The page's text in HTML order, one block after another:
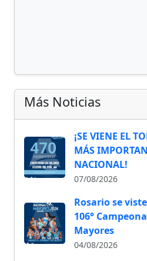
Más Noticias
¡SE VIENE EL
MÁS
NACIONAL!
07/08/2026
Rosario se
106°
Mayores
04/08/2026